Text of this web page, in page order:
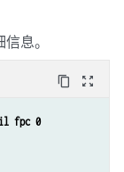
息。
content_copy zoom_out_map
fpc 0